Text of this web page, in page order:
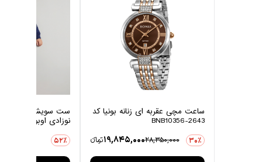
ساعت مچی عقربه ای زنانه بونیا کد
BNB10356-2643
30٪ 28,350,000
19,845,000تومانءء
ست سویشرت و
نوزادی اوبوکو مدل
52٪